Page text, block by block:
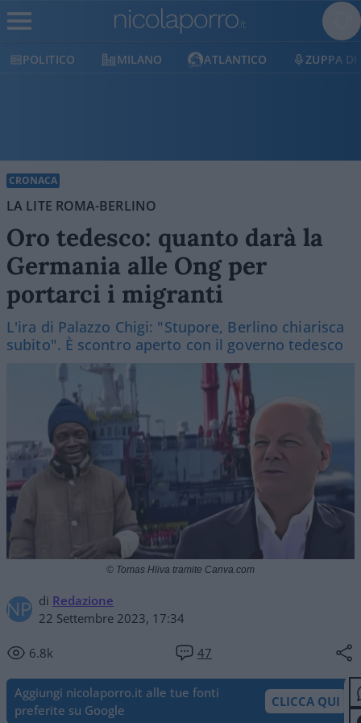
MILANO ATLANTICO ZUPPA DI PORRO
CRONACA
LA LITE ROMA-BERLINO
Oro tedesco: quanto darà la
Germania alle Ong per
portarci i migranti
L'ira di Palazzo Chigi: "Stupore, Berlino chiarisca
subito". È scontro aperto con il governo tedesco
di Redazione
22 Settembre 2023, 17:34
6.8k 47
© Tomas Hliva tramite Canva.com
Aggiungi nicolaporro.it alle tue fonti
preferite su Google
CLICCA QUI